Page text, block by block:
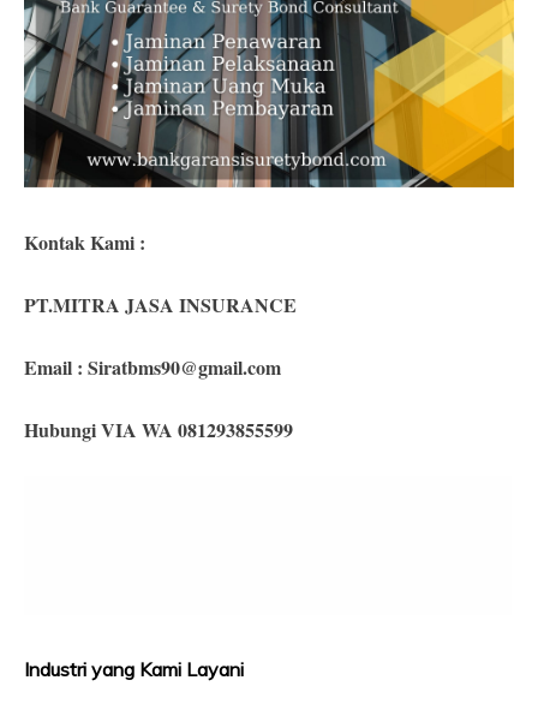
Kontak Kami :
PT.MITRA JASA INSURANCE
Email : Siratbms90@gmail.com
Hubungi VIA WA 081293855599
Industri yang Kami Layani